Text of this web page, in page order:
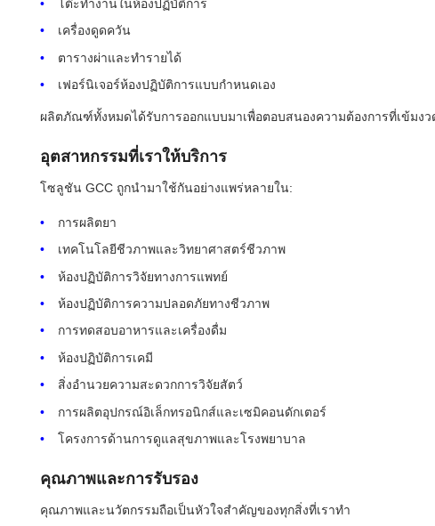
โต๊ะทำงานในห้องปฏิบัติการ
เครื่องดูดควัน
ตารางผ่าและทำรายได้
เฟอร์นิเจอร์ห้องปฏิบัติการแบบกำหนดเอง
ผลิตภัณฑ์ทั้งหมดได้รับการออกแบบมาเพื่อตอบสนองความต้องการที่เข้มง
อุตสาหกรรมที่เราให้บริการ
โซลูชัน GCC ถูกนำมาใช้กันอย่างแพร่หลายใน:
การผลิตยา
เทคโนโลยีชีวภาพและวิทยาศาสตร์ชีวภาพ
ห้องปฏิบัติการวิจัยทางการแพทย์
ห้องปฏิบัติการความปลอดภัยทางชีวภาพ
การทดสอบอาหารและเครื่องดื่ม
ห้องปฏิบัติการเคมี
สิ่งอำนวยความสะดวกการวิจัยสัตว์
การผลิตอุปกรณ์อิเล็กทรอนิกส์และเซมิคอนดักเตอร์
โครงการด้านการดูแลสุขภาพและโรงพยาบาล
คุณภาพและการรับรอง
คุณภาพและนวัตกรรมถือเป็นหัวใจสำคัญของทุกสิ่งที่เราทำ